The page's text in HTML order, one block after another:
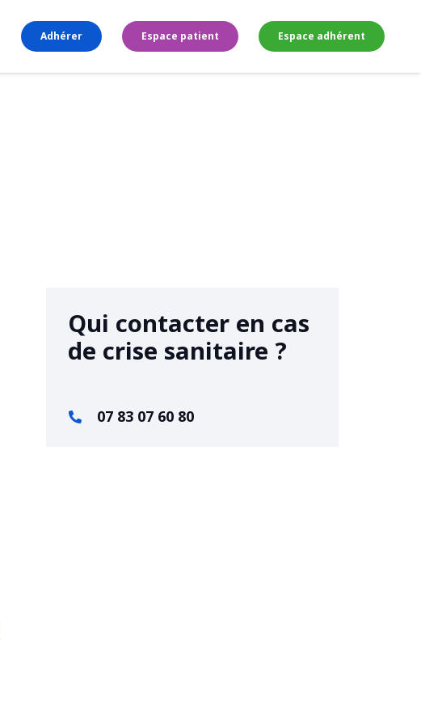
Adhérer Espace patient Espace adhérent
Qui contacter en cas
de crise sanitaire ?
07 83 07 60 80